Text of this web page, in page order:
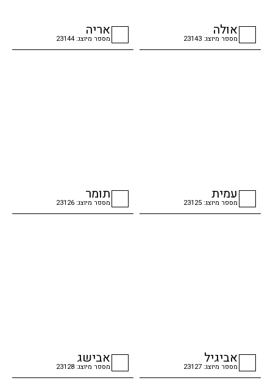
אולה
מספר מיוצג: 23143
אריה
מספר מיוצג: 23144
עמית
מספר מיוצג: 23125
תומר
מספר מיוצג: 23126
אביגיל
מספר מיוצג: 23127
אבישג
מספר מיוצג: 23128